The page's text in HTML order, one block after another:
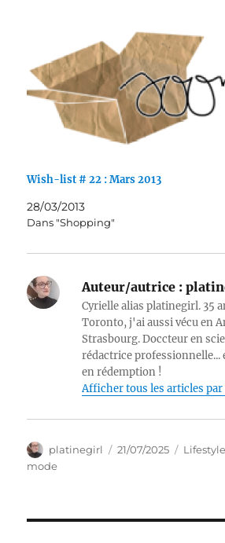
Wish-list # 22 : Mars 2013
28/03/2013
Dans "Shopping"
Auteur/autrice :
Cyrielle alias platinegirl. 35
Toronto, j'ai aussi vécu en
Strasbourg. Doccteur en
rédactrice
en rédemption !
Afficher tous les articles
Auteur
platinegirl
Publié
21/07/2025 Lifestyle
mode